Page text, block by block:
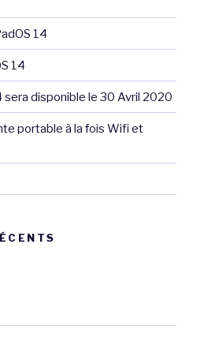
14
14
disponible le 30 Avril 2020
portable à la fois Wifi et